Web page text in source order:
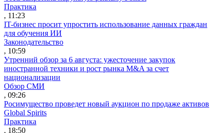
Практика
, 11:23
IT-бизнес просит упростить использование данных граждан
для обучения ИИ
Законодательство
, 10:59
Утренний обзор за 6 августа: ужесточение закупок
иностранной техники и рост рынка M&A за счет
национализации
Обзор СМИ
, 09:26
Росимущество проведет новый аукцион по продаже активов
Global Spirits
Практика
, 18:50